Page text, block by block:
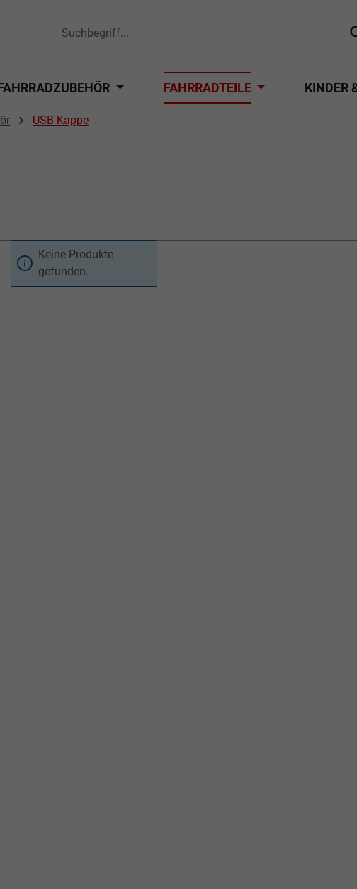
FAHRRADTEILE KINDER
USB Kappe
Keine Produkte
gefunden.